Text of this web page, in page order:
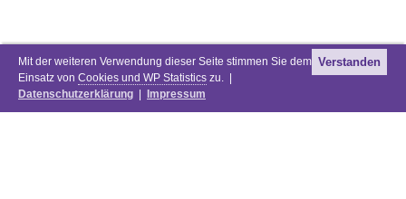
Mit der weiteren Verwendung dieser Seite stimmen Sie dem
Einsatz von Cookies und WP Statistics zu. |
Datenschutzerklärung
Impressum
Verstanden